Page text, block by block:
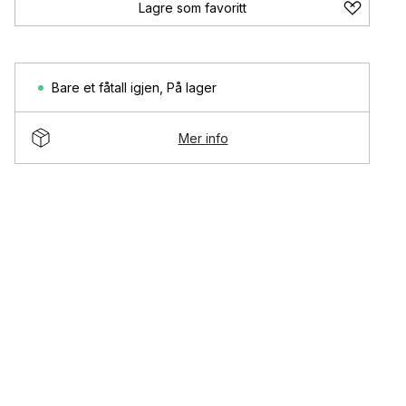
Lagre som favoritt
Bare et fåtall igjen På lager
Mer info